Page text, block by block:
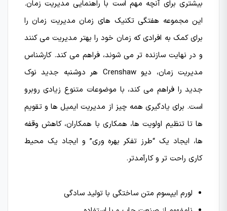
بیشتری برای آنچه مهم است با راهنمایی مدیریت زمان.
این مجموعه هفتگی تکنیک های زمان مدیریت زمان را
برای کمک به افرادی که زمان خود را بهتر مدیریت می کنند
و در نهایت سازنده تر می شوند، فراهم می کند. کارشناس
مدیریت زمان، دیو Crenshaw هر دوشنبه جدید نوک
جدید را فراهم می کند، با موضوعات متنوع زیادی روبرو
است. برای یادگیری همه چیز از مدیریت ایمیل ها و تقویم
ها تا تنظیم اولویت ها، همکاری با همکاران، کاهش وقفه
ها، ایجاد یک “طرز تفکر بهره وری” و ایجاد یک محیط
کاری راحت تر و کارآمدتر.
لورم ایپسوم متن ساختگی با تولید سادگی